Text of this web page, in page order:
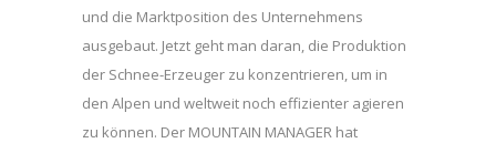
und die Marktposition des Unternehmens
ausgebaut. Jetzt geht man daran, die Produktion
der Schnee-Erzeuger zu konzentrieren, um in
den Alpen und weltweit noch effizienter agieren
zu können. Der MOUNTAIN MANAGER hat